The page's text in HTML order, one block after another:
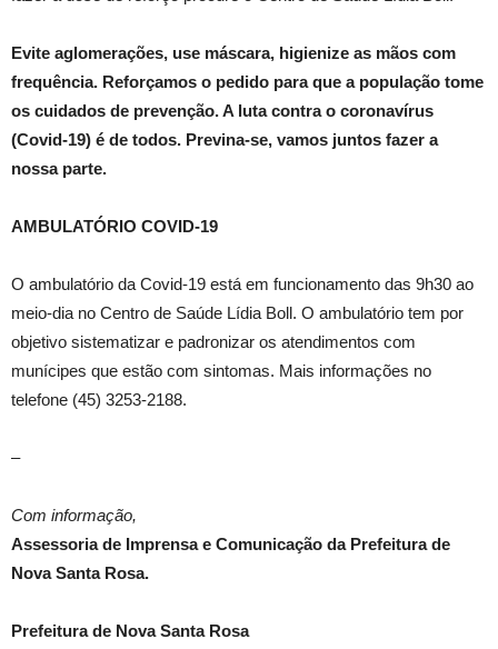
Evite aglomerações, use máscara, higienize as mãos com
frequência. Reforçamos o pedido para que a população tome
os cuidados de prevenção. A luta contra o coronavírus
(Covid-19) é de todos. Previna-se, vamos juntos fazer a
nossa parte.
AMBULATÓRIO COVID-19
O ambulatório da Covid-19 está em funcionamento das 9h30 ao
meio-dia no Centro de Saúde Lídia Boll. O ambulatório tem por
objetivo sistematizar e padronizar os atendimentos com
munícipes que estão com sintomas. Mais informações no
telefone (45) 3253-2188.
–
Com informação,
Assessoria de Imprensa e Comunicação da Prefeitura de
Nova Santa Rosa.
Prefeitura de Nova Santa Rosa